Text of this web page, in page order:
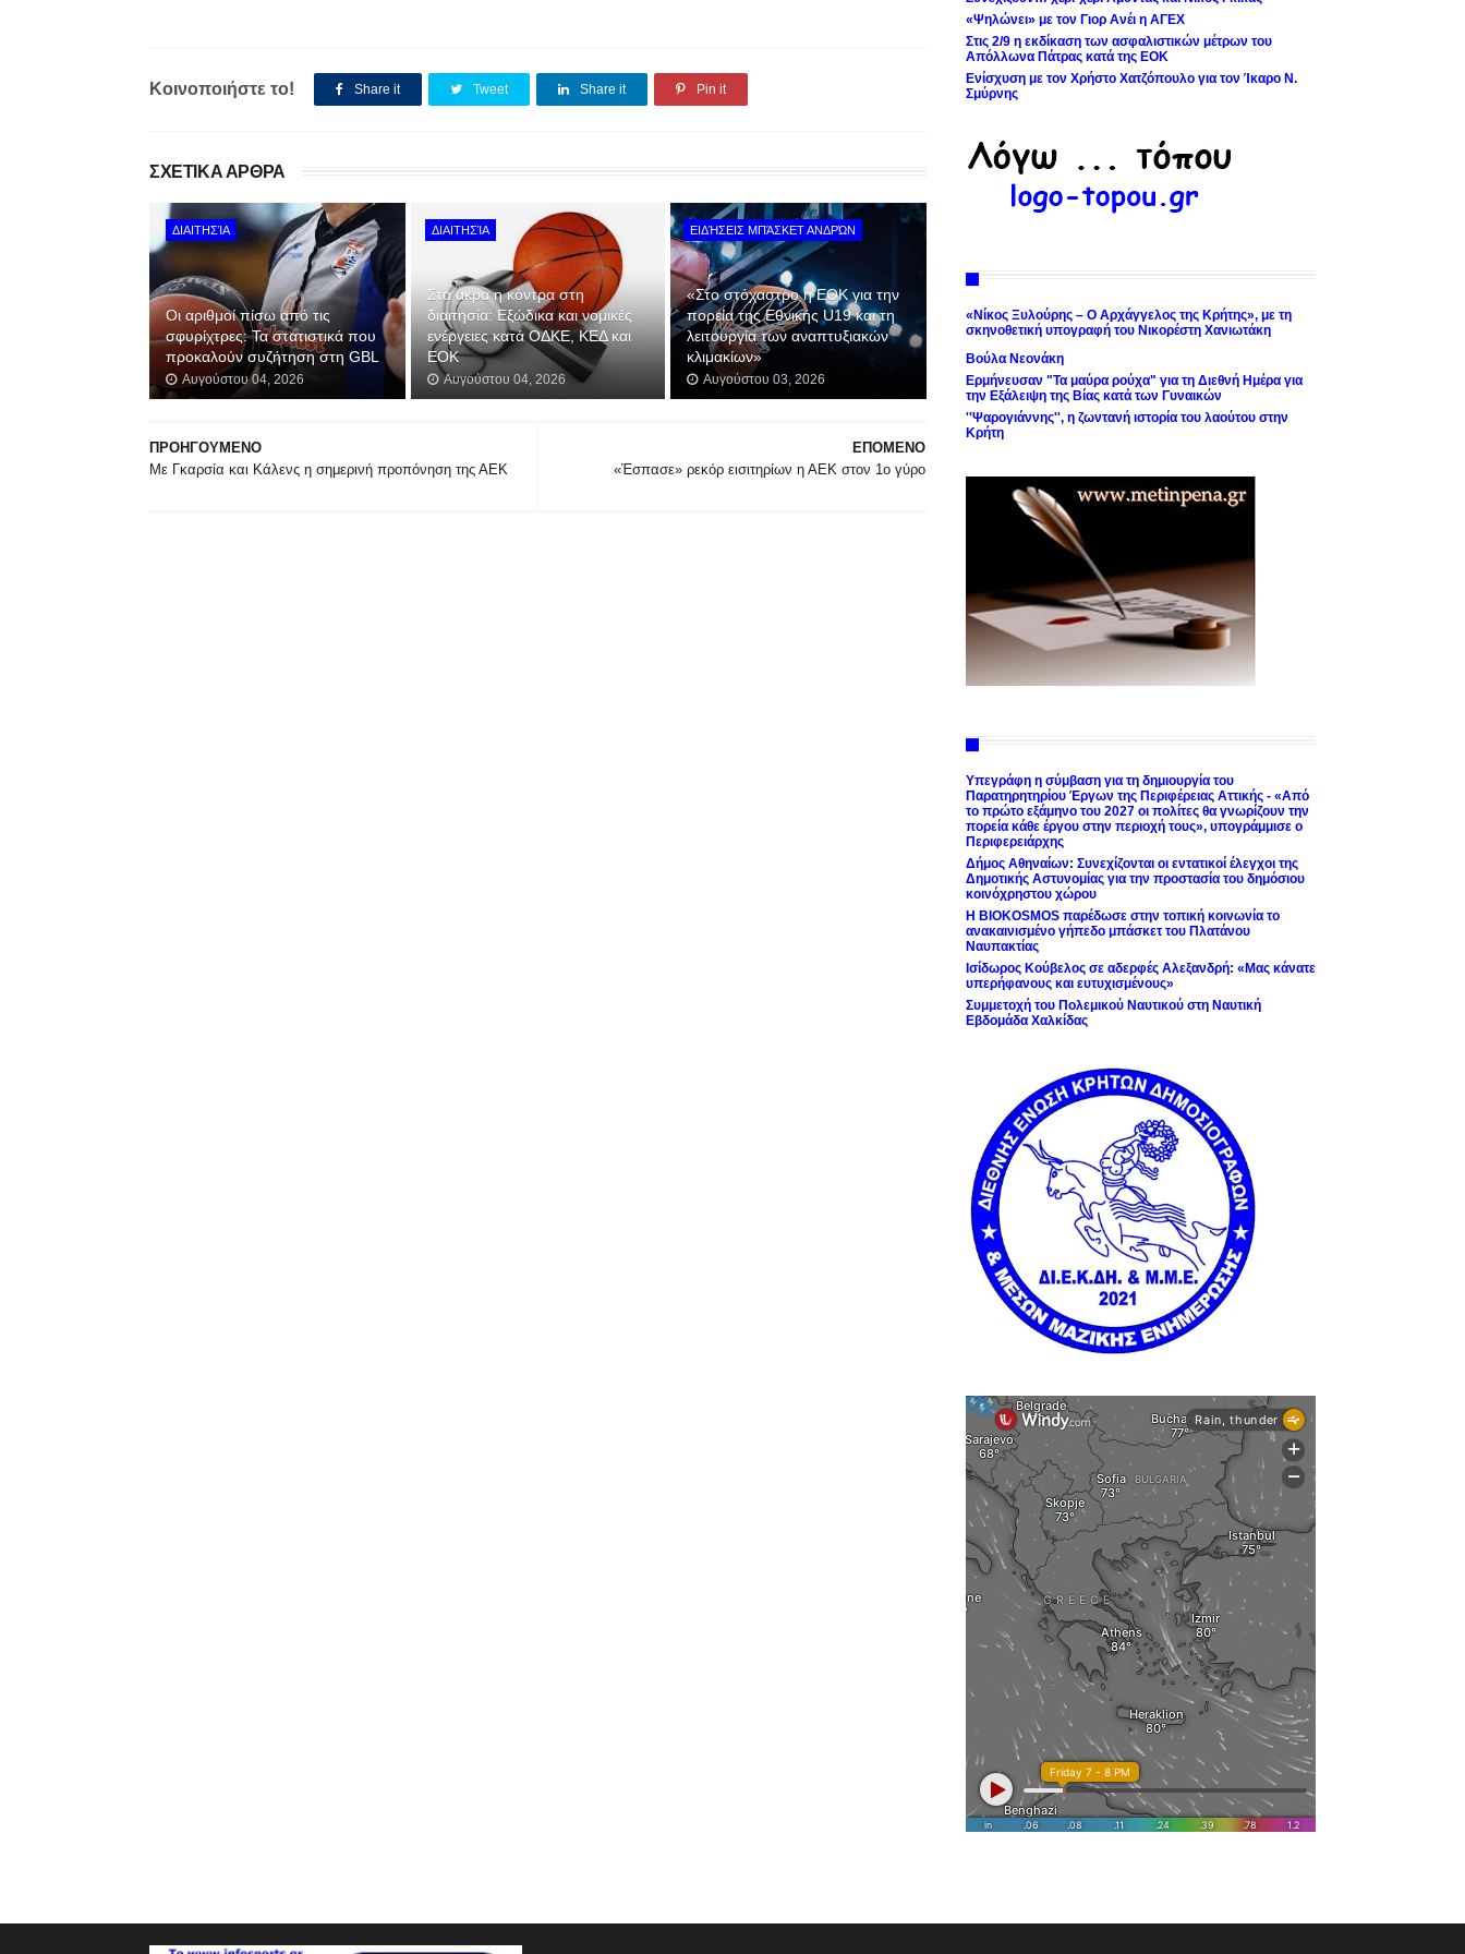
Κοινοποιήστε το! Share it Tweet Share it Pin it
ΣΧΕΤΙΚΑ ΑΡΘΡΑ
ΔΙΑΙΤΗΣΊΑ
Οι αριθμοί πίσω από τις
σφυρίχτρες: Τα στατιστικά που
προκαλούν συζήτηση στη GBL
Αυγούστου 04, 2026
ΔΙΑΙΤΗΣΊΑ
Στα άκρα η κόντρα στη
διαιτησία: Εξώδικα και νομικές
ενέργειες κατά ΟΔΚΕ, ΚΕΔ και
ΕΟΚ
Αυγούστου 04, 2026
ΕΙΔΉΣΕΙΣ ΜΠΆΣΚΕΤ ΑΝΔΡΏΝ
«Στο στόχαστρο η ΕΟΚ για την
πορεία της Εθνικής U19 και τη
λειτουργία των αναπτυξιακών
κλιμακίων»
Αυγούστου 03, 2026
ΕΠΟΜΕΝΟ
«Έσπασε» ρεκόρ εισιτηρίων η ΑΕΚ στον 1ο γύρο
ΠΡΟΗΓΟΥΜΕΝΟ
Με Γκαρσία και Κάλενς η σημερινή προπόνηση της ΑΕΚ
«Ψηλώνει» με τον Γιορ Ανέι η ΑΓΕΧ
Στις 2/9 η εκδίκαση των ασφαλιστικών μέτρων του
Απόλλωνα Πάτρας κατά της ΕΟΚ
Ενίσχυση με τον Χρήστο Χατζόπουλο για τον Ίκαρο Ν.
Σμύρνης
«Νίκος Ξυλούρης – Ο Αρχάγγελος της Κρήτης», με τη
σκηνοθετική υπογραφή του Νικορέστη Χανιωτάκη
Βούλα Νεονάκη
Ερμήνευσαν "Τα μαύρα ρούχα" για τη Διεθνή Ημέρα για
την Εξάλειψη της Βίας κατά των Γυναικών
''Ψαρογιάννης'', η ζωντανή ιστορία του λαούτου στην
Κρήτη
Υπεγράφη η σύμβαση για τη δημιουργία του
Παρατηρητηρίου Έργων της Περιφέρειας Αττικής - «Από
το πρώτο εξάμηνο του 2027 οι πολίτες θα γνωρίζουν την
πορεία κάθε έργου στην περιοχή τους», υπογράμμισε ο
Περιφερειάρχης
Δήμος Αθηναίων: Συνεχίζονται οι εντατικοί έλεγχοι της
Δημοτικής Αστυνομίας για την προστασία του δημόσιου
κοινόχρηστου χώρου
Η BIOKOSMOS παρέδωσε στην τοπική κοινωνία το
ανακαινισμένο γήπεδο μπάσκετ του Πλατάνου
Ναυπακτίας
Ισίδωρος Κούβελος σε αδερφές Αλεξανδρή: «Μας κάνατε
υπερήφανους και ευτυχισμένους»
Συμμετοχή του Πολεμικού Ναυτικού στη Ναυτική
Εβδομάδα Χαλκίδας